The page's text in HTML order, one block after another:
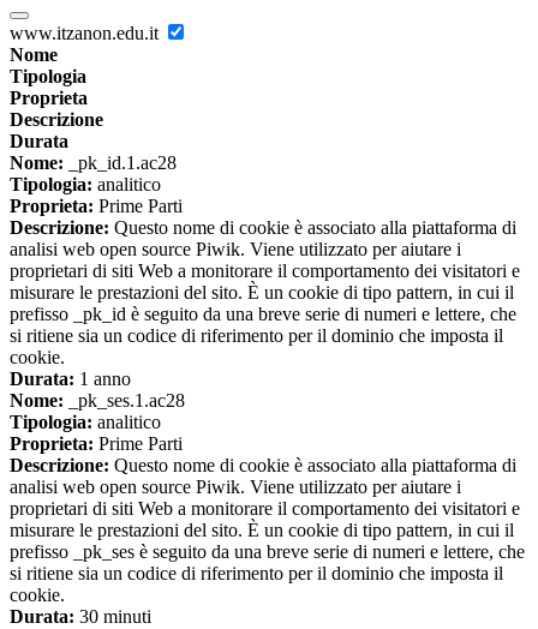
www.itzanon.edu.it
Nome
Tipologia
Proprieta
Descrizione
Durata
Nome: _pk_id.1.ac28
Tipologia: analitico
Proprieta: Prime Parti
Descrizione: Questo nome di cookie è associato alla piattaforma di
analisi web open source Piwik. Viene utilizzato per aiutare i
proprietari di siti Web a monitorare il comportamento dei visitatori e
misurare le prestazioni del sito. È un cookie di tipo pattern, in cui il
prefisso _pk_id è seguito da una breve serie di numeri e lettere, che
si ritiene sia un codice di riferimento per il dominio che imposta il
cookie.
Durata: 1 anno
Nome: _pk_ses.1.ac28
Tipologia: analitico
Proprieta: Prime Parti
Descrizione: Questo nome di cookie è associato alla piattaforma di
analisi web open source Piwik. Viene utilizzato per aiutare i
proprietari di siti Web a monitorare il comportamento dei visitatori e
misurare le prestazioni del sito. È un cookie di tipo pattern, in cui il
prefisso _pk_ses è seguito da una breve serie di numeri e lettere, che
si ritiene sia un codice di riferimento per il dominio che imposta il
cookie.
Durata: 30 minuti